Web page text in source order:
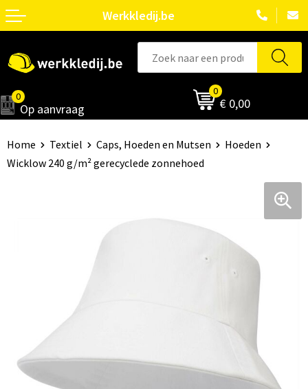
Werkkledij.be
0
Op aanvraag
0
€ 0,00
Home Textiel Caps, Hoeden en Mutsen
Hoeden
Wicklow 240 g/m² gerecyclede zonnehoed